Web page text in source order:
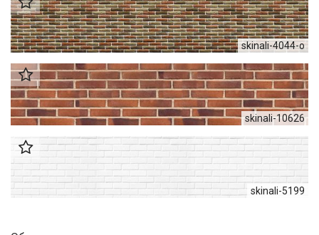
skinali-4044-o
skinali-10626
skinali-5199